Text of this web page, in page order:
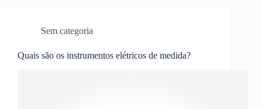
Sem categoria
Quais são os instrumentos elétricos de medida?